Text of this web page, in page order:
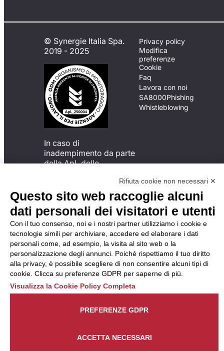
© Synergie Italia Spa.
2019 - 2025
In caso di
inadempimento da parte
della ApL delle
del Codice di Condotta, è
possibile presentare un
reclamo
all’Organismo di
Monitoraggio utilizzando
una delle modalità
descritte al seguente
indirizzo web
https://odm-
agenzielavoro.it/reclami/.
Privacy policy
Modifica
preferenze
Cookie
Faq
Lavora con noi
SA8000Phishing
Whistleblowing
Rifiuta cookie non necessari ✕
Questo sito web raccoglie alcuni
dati personali dei visitatori e utenti
Con il tuo consenso, noi e i nostri partner utilizziamo i cookie e
tecnologie simili per archiviare, accedere ed elaborare i dati
personali come, ad esempio, la visita al sito web o la
personalizzazione degli annunci. Poiché rispettiamo il tuo diritto
alla privacy, è possibile scegliere di non consentire alcuni tipi di
cookie. Clicca su preferenze GDPR per saperne di più.
Visualizza la Cookie Policy Completa
ACCETTA NECESSARI
PREFERENZE GDPR